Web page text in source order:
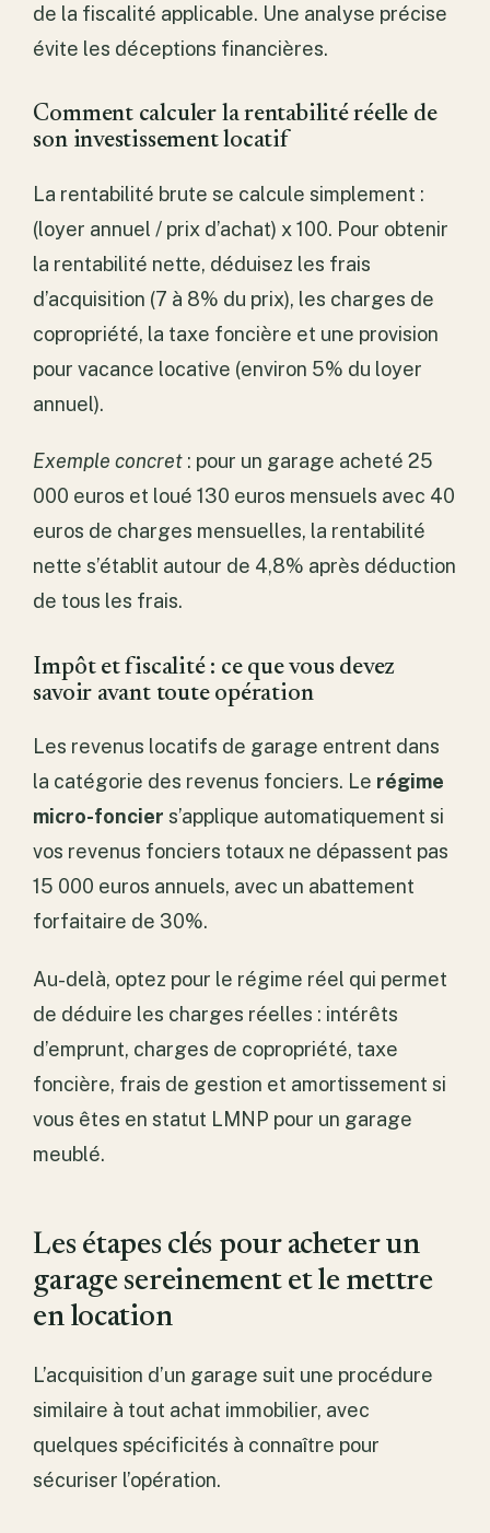
de la fiscalité applicable. Une analyse précise
évite les déceptions financières.
Comment calculer la rentabilité réelle de
son investissement locatif
La rentabilité brute se calcule simplement :
(loyer annuel / prix d’achat) x 100. Pour obtenir
la rentabilité nette, déduisez les frais
d’acquisition (7 à 8% du prix), les charges de
copropriété, la taxe foncière et une provision
pour vacance locative (environ 5% du loyer
annuel).
Exemple concret : pour un garage acheté 25
000 euros et loué 130 euros mensuels avec 40
euros de charges mensuelles, la rentabilité
nette s’établit autour de 4,8% après déduction
de tous les frais.
Impôt et fiscalité : ce que vous devez
savoir avant toute opération
Les revenus locatifs de garage entrent dans
la catégorie des revenus fonciers. Le régime
micro-foncier s’applique automatiquement si
vos revenus fonciers totaux ne dépassent pas
15 000 euros annuels, avec un abattement
forfaitaire de 30%.
Au-delà, optez pour le régime réel qui permet
de déduire les charges réelles : intérêts
d’emprunt, charges de copropriété, taxe
foncière, frais de gestion et amortissement si
vous êtes en statut LMNP pour un garage
meublé.
Les étapes clés pour acheter un
garage sereinement et le mettre
en location
L’acquisition d’un garage suit une procédure
similaire à tout achat immobilier, avec
quelques spécificités à connaître pour
sécuriser l’opération.